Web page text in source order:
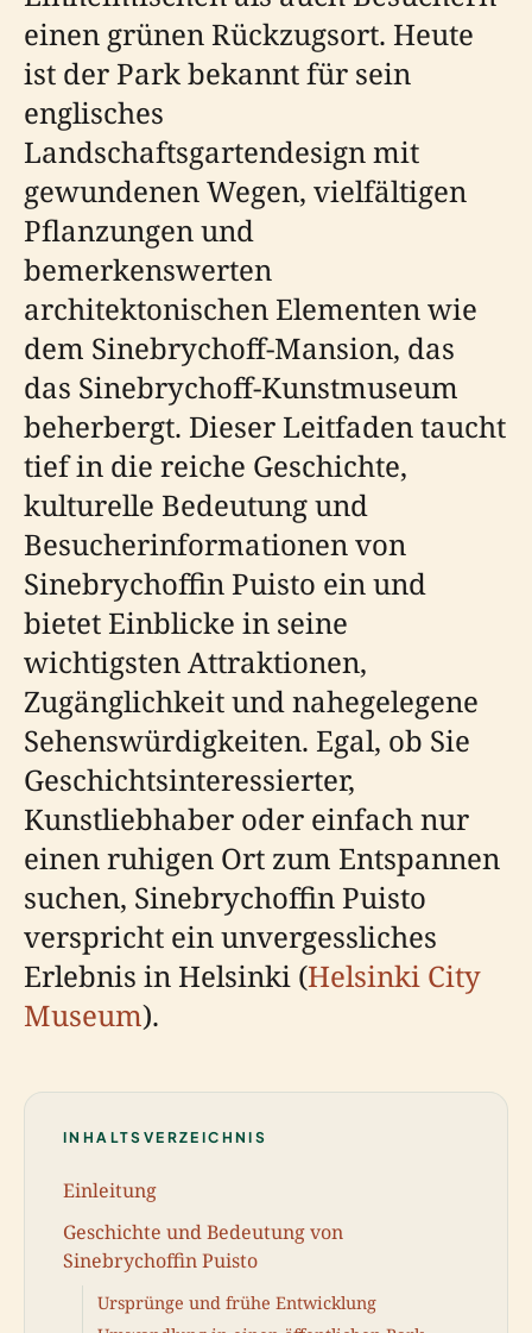
einen grünen Rückzugsort. Heute
ist der Park bekannt für sein
englisches
Landschaftsgartendesign mit
gewundenen Wegen, vielfältigen
Pflanzungen und
bemerkenswerten
architektonischen Elementen wie
dem Sinebrychoff-Mansion, das
das Sinebrychoff-Kunstmuseum
beherbergt. Dieser Leitfaden taucht
tief in die reiche Geschichte,
kulturelle Bedeutung und
Besucherinformationen von
Sinebrychoffin Puisto ein und
bietet Einblicke in seine
wichtigsten Attraktionen,
Zugänglichkeit und nahegelegene
Sehenswürdigkeiten. Egal, ob Sie
Geschichtsinteressierter,
Kunstliebhaber oder einfach nur
einen ruhigen Ort zum Entspannen
suchen, Sinebrychoffin Puisto
verspricht ein unvergessliches
Erlebnis in Helsinki (Helsinki City
Museum).
INHALTSVERZEICHNIS
Einleitung
Geschichte und Bedeutung von
Sinebrychoffin Puisto
Ursprünge und frühe Entwicklung